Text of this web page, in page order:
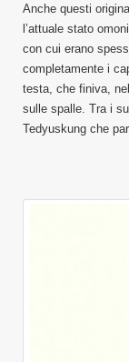
Anche questi
l’attuale stato
con cui erano
completamente i
testa, che finiva,
sulle spalle. Tra i
Tedyuskung che